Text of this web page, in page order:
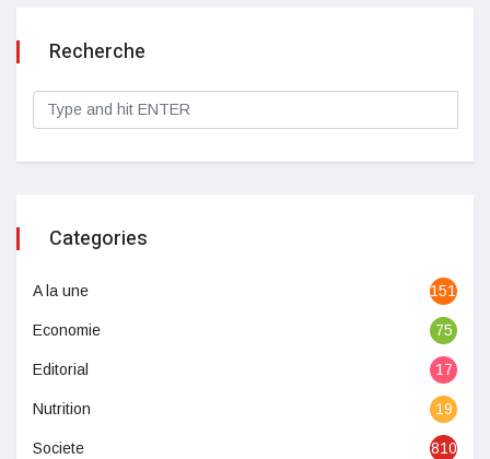
Recherche
Categories
A la une 1513
Economie 75
Editorial 17
Nutrition 19
Societe 810